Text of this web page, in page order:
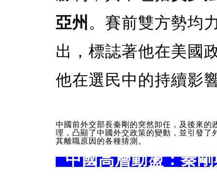
亞州 。賽前雙方勢均
出，標誌著他在美國
他在選民中的持續影
中國前外交部長秦剛的突然卸任，及後來的
理，凸顯了中國外交政策的變動，並引發了
其離職原因的各種猜測。
中國高層動盪：秦